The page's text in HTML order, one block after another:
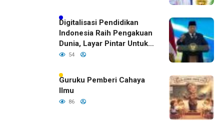
Digitalisasi Pendidikan
Indonesia Raih Pengakuan
Dunia, Layar Pintar Untuk
Semua Siswa
54
Guruku Pemberi Cahaya
Ilmu
86